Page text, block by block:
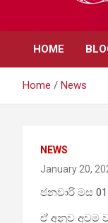
HOME
Home News
NEWS
January 20,
ජනවාරි මස
ඒ අනුව අවම